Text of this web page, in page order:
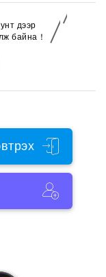
дээр
байна！